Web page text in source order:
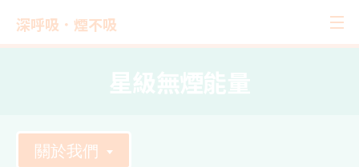
深呼吸．煙不吸
星級無煙能量
關於我們